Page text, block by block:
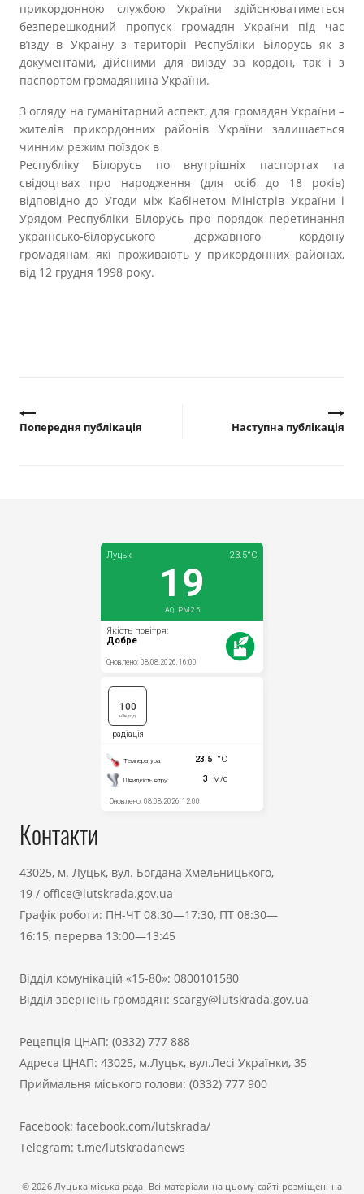
прикордонною службою України здійснюватиметься
безперешкодний пропуск громадян України під час
в’їзду в Україну з території Республіки Білорусь як з
документами, дійсними для виїзду за кордон, так і з
паспортом громадянина України.
З огляду на гуманітарний аспект, для громадян України –
жителів прикордонних районів України залишається
чинним режим поїздок в
Республіку Білорусь по внутрішніх паспортах та
свідоцтвах про народження (для осіб до 18 років)
відповідно до Угоди між Кабінетом Міністрів України і
Урядом Республіки Білорусь про порядок перетинання
українсько-білоруського державного кордону
громадянам, які проживають у прикордонних районах,
від 12 грудня 1998 року.
Попередня публікація Наступна публікація
Контакти
43025, м. Луцьк, вул. Богдана Хмельницького,
19 / office@lutskrada.gov.ua
Графік роботи: ПН-ЧТ 08:30—17:30, ПТ 08:30—
16:15, перерва 13:00—13:45
Відділ комунікацій «15-80»: 0800101580
Відділ звернень громадян: scargy@lutskrada.gov.ua
Рецепція ЦНАП: (0332) 777 888
Адреса ЦНАП: 43025, м.Луцьк, вул.Лесі Українки, 35
Приймальня міського голови: (0332) 777 900
Facebook: facebook.com/lutskrada/
Telegram: t.me/lutskradanews
© 2026 Луцька міська рада. Всі матеріали на цьому сайті розміщені на